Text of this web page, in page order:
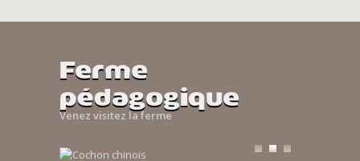
Ferme
pédagogique
Venez visitez la ferme